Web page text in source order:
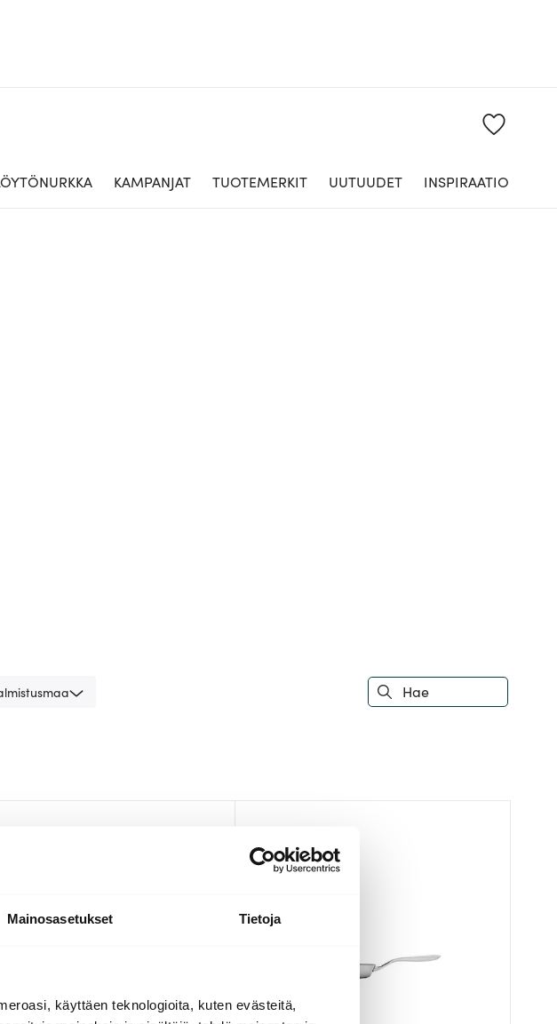
Mainosasetukset Tietoja
käyttäen teknologioita, kuten evästeitä,
KAMPANJAT TUOTEMERKIT UUTUUDET INSPIRAATIO